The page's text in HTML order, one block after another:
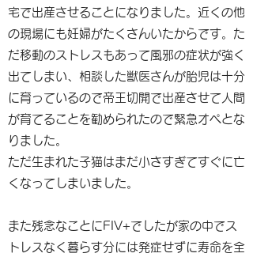
宅で出産させることになりました。近くの他
の現場にも妊婦がたくさんいたからです。た
だ移動のストレスもあって風邪の症状が強く
出てしまい、相談した獣医さんが胎児は十分
に育っているので帝王切開で出産させて人間
が育てることを勧められたので緊急オペとな
りました。
ただ生まれた子猫はまだ小さすぎてすぐに亡
くなってしまいました。
また残念なことにFIV+でしたが家の中でス
トレスなく暮らす分には発症せずに寿命を全